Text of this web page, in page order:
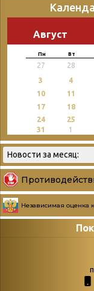
Август
Пн Вт
27 28
3 4
10
11
17
18
24 25
31
1
Независимая оценка
podvedenie-